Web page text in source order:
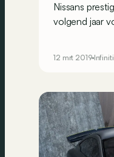
Nissans
volgend jaar
12 mrt 2019 Infiniti